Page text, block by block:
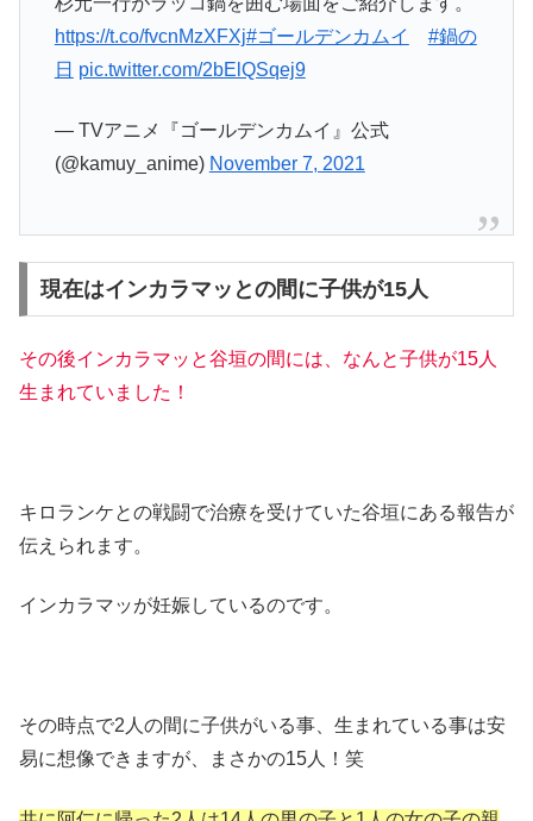
https://t.co/fvcnMzXFXj#ゴールデンカムイ
#鍋の
日 pic.twitter.com/2bElQSqej9
— TVアニメ『ゴールデンカムイ』公式
(@kamuy_anime) November 7, 2021
現在はインカラマッとの間に子供が15人
その後インカラマッと谷垣の間には、なんと子供が15人
生まれていました！
キロランケとの戦闘で治療を受けていた谷垣にある報告が
伝えられます。
インカラマッが妊娠しているのです。
その時点で2人の間に子供がいる事、生まれている事は安
易に想像できますが、まさかの15人！笑